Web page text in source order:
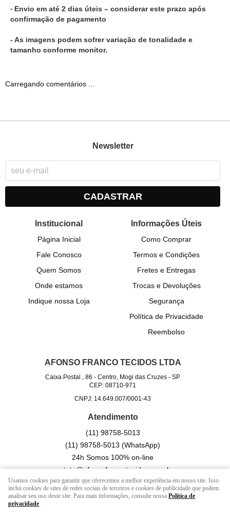
- Envio em até 2 dias úteis – considerar este prazo após
confirmação de pagamento
- As imagens podem sofrer variação de tonalidade e
tamanho conforme monitor.
Carregando comentários ...
Newsletter
CADASTRAR
Institucional
Página Inicial
Fale Conosco
Quem Somos
Onde estamos
Indique nossa Loja
Informações Úteis
Como Comprar
Termos e Condições
Fretes e Entregas
Trocas e Devoluções
Segurança
Política de Privacidade
Reembolso
AFONSO FRANCO TECIDOS LTDA
Caixa Postal , 86 -Centro, Mogi das Cruzes -SP
CEP: 08710-971
CNPJ: 14.649.007/0001-43
Atendimento
(11) 98758-5013
(11) 98758-5013(WhatsApp)
24h Somos 100% on-line
contato@afonsofrancotecidos.com.br
LOJA VIRTUAL CRIADA POR
Usamos cookies para garantir que oferecemos a melhor experiência em nosso site. Isso
inclui cookies de sites de redes sociais de terceiros e cookies de publicidade que podem
analisar seu uso deste site. Para mais informações, consulte nossa Política de
privacidade.